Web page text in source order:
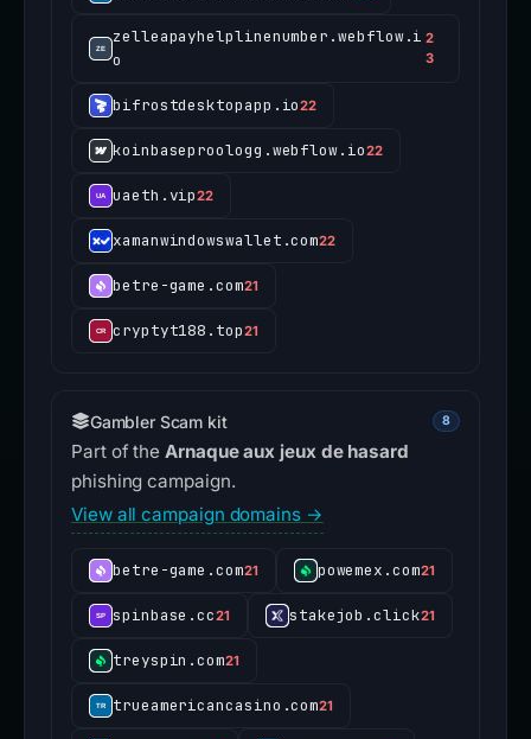
zelleapayhelplinenumber.webflow.i
o
2
3
bifrostdesktopapp.io22
koinbaseproologg.webflow.io22
uaeth.vip22
xamanwindowswallet.com22
betre-game.com21
cryptyt188.top21
Gambler Scam kit 8
Part of theArnaque aux jeux de hasard
phishing campaign.
View all campaign domains →
betre-game.com21 powemex.com21
spinbase.cc21 stakejob.click21
treyspin.com21
trueamericancasino.com21